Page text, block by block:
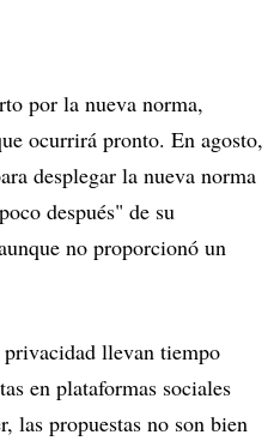
por la nueva norma,
ocurrirá pronto. En agosto,
desplegar la nueva norma
después" de su
no proporcionó un
privacidad llevan tiempo
en plataformas sociales
las propuestas no son bien